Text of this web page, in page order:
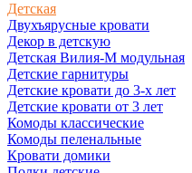
Детская
Двухъярусные кровати
Декор в детскую
Детская Вилия-М модульная
Детские гарнитуры
Детские кровати до 3-х лет
Детские кровати от 3 лет
Комоды классические
Комоды пеленальные
Кровати домики